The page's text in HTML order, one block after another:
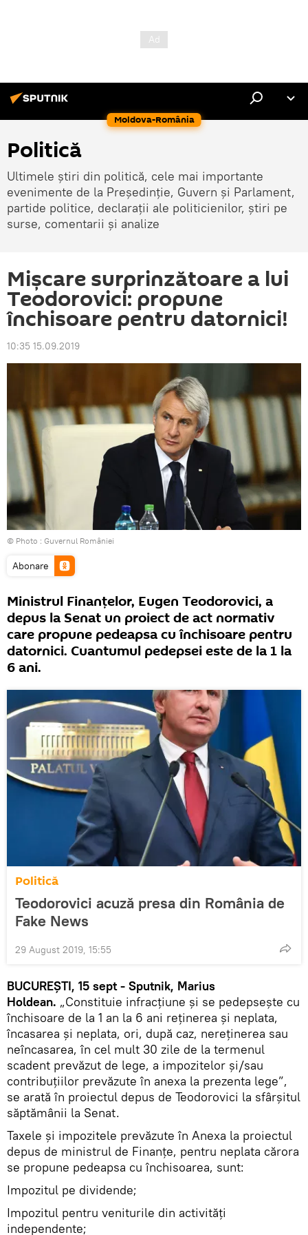
Moldova-România
Politică
Ultimele știri din politică, cele mai importante
evenimente de la Președinție, Guvern și Parlament,
partide politice, declarații ale politicienilor, știri pe
surse, comentarii și analize
Mișcare surprinzătoare a lui
Teodorovici: propune
închisoare pentru datornici!
10:35 15.09.2019
© Photo : Guvernul României
Abonare
Ministrul Finanţelor, Eugen Teodorovici, a
depus la Senat un proiect de act normativ
care propune pedeapsa cu închisoare pentru
datornici. Cuantumul pedepsei este de la 1 la
6 ani.
Politică
Teodorovici acuză presa din România de
Fake News
29 August 2019, 15:55
BUCUREȘTI, 15 sept - Sputnik, Marius
Holdean. „Constituie infracţiune şi se pedepseşte cu
închisoare de la 1 an la 6 ani reţinerea şi neplata,
încasarea şi neplata, ori, după caz, nereţinerea sau
neîncasarea, în cel mult 30 zile de la termenul
scadent prevăzut de lege, a impozitelor şi/sau
contribuţiilor prevăzute în anexa la prezenta lege”,
se arată în proiectul depus de Teodorovici la sfârșitul
săptămânii la Senat.
Taxele şi impozitele prevăzute în Anexa la proiectul
depus de ministrul de Finanțe, pentru neplata cărora
se propune pedeapsa cu închisoarea, sunt:
Impozitul pe dividende;
Impozitul pentru veniturile din activităţi
independente;